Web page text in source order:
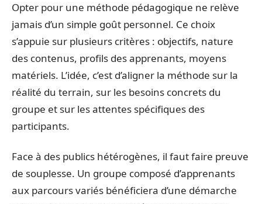
Opter pour une méthode pédagogique ne relève
jamais d’un simple goût personnel. Ce choix
s’appuie sur plusieurs critères : objectifs, nature
des contenus, profils des apprenants, moyens
matériels. L’idée, c’est d’aligner la méthode sur la
réalité du terrain, sur les besoins concrets du
groupe et sur les attentes spécifiques des
participants.
Face à des publics hétérogènes, il faut faire preuve
de souplesse. Un groupe composé d’apprenants
aux parcours variés bénéficiera d’une démarche